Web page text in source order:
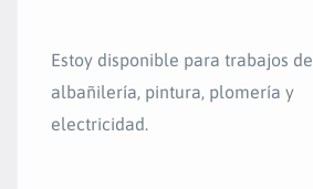
Estoy disponible para trabajos de
albañilería, pintura, plomería y
electricidad.